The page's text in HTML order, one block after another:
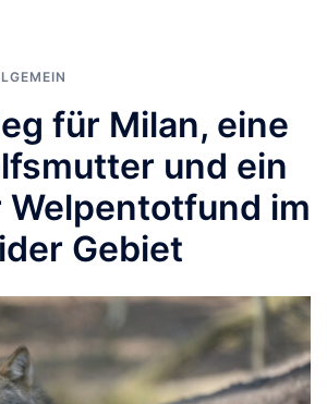
für Milan, eine
und ein
im
Gebiet